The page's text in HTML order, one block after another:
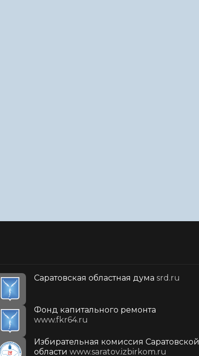
Саратовская областная дума srd.ru
Фонд капитального ремонта
www.fkr64.ru
Избирательная комиссия Саратовской
области www.saratov.izbirkom.ru